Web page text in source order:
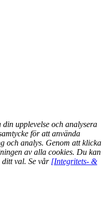
upplevelse och analysera
för att använda
och analys. Genom att klicka
av alla cookies. Du kan
val. Se vår [Integritets- &